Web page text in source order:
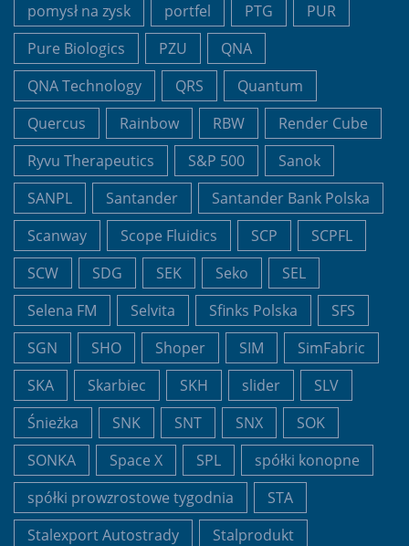
pomysł na zysk
portfel PTG
PUR
Pure Biologics
PZU
QNA
QNA Technology
QRS
Quantum
Quercus
Rainbow RBW
Render Cube
Ryvu Therapeutics
S&P 500
Sanok
SANPL
Santander
Santander Bank Polska
Scanway
Scope Fluidics SCP
SCPFL
SCW
SDG SEK Seko
SEL
Selena FM
Selvita Sfinks Polska
SFS
SGN
SHO Shoper SIM
SimFabric
SKA
Skarbiec SKH slider
SLV
Śnieżka
SNK SNT SNX
SOK
SONKA
Space X SPL
spółki konopne
spółki prowzrostowe tygodnia
STA
Stalexport Autostrady
Stalprodukt